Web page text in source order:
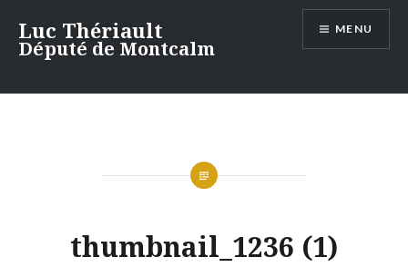
contenu
Luc Thériault
Député de Montcalm
MENU
thumbnail_1236 (1)